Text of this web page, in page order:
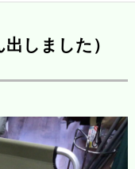
しました）